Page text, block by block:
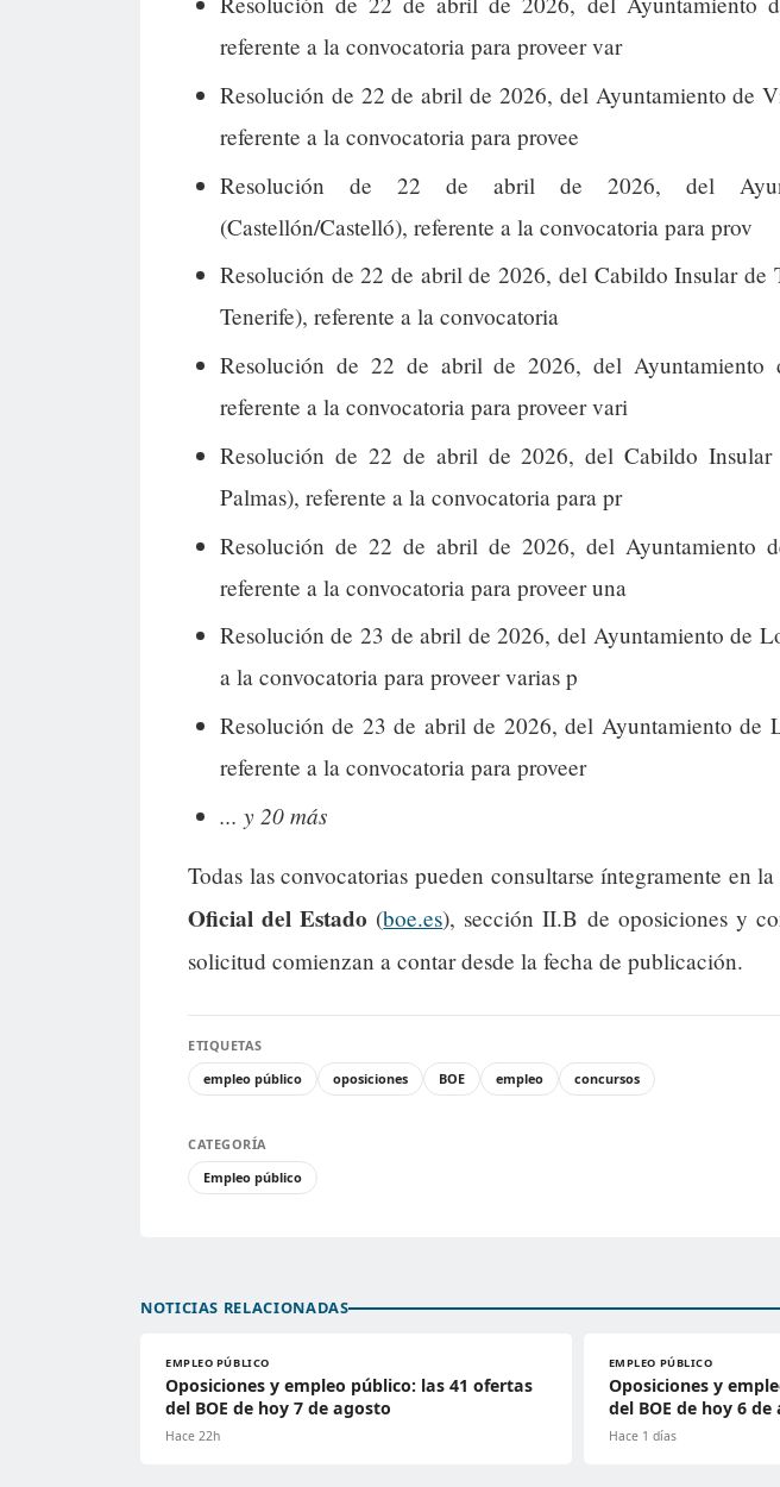
referente a la convocatoria para proveer var
Resolución de 22 de abril de 2026, del Ayuntamiento de
referente a la convocatoria para provee
Resolución de 22 de abril de 2026, del
(Castellón/Castelló), referente a la convocatoria para prov
Resolución de 22 de abril de 2026, del Cabildo Insular de
Tenerife), referente a la convocatoria
Resolución de 22 de abril de 2026, del Ayuntamiento
referente a la convocatoria para proveer vari
Resolución de 22 de abril de 2026, del Cabildo
Palmas), referente a la convocatoria para pr
Resolución de 22 de abril de 2026, del Ayuntamiento
referente a la convocatoria para proveer una
Resolución de 23 de abril de 2026, del Ayuntamiento de
a la convocatoria para proveer varias p
Resolución de 23 de abril de 2026, del Ayuntamiento de
referente a la convocatoria para proveer
... y 20 más
Todas las convocatorias pueden consultarse íntegramente en
Oficial del Estado (boe.es), sección II.B de oposiciones y
solicitud comienzan a contar desde la fecha de publicación.
ETIQUETAS
empleo público
oposiciones BOE empleo concursos
CATEGORÍA
Empleo público
NOTICIAS RELACIONADAS
EMPLEO PÚBLICO
Oposiciones y empleo público: las 41 ofertas
del BOE de hoy 7 de agosto
Hace 22h
EMPLEO PÚBLICO
Oposiciones y
del BOE de hoy 6 de
Hace 1 días